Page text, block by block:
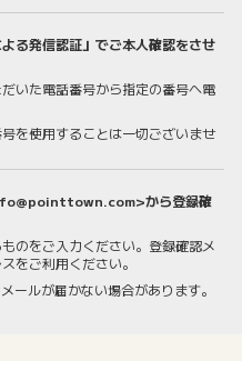
る発信認証」でご本人確認をさせ
いた電話番号から指定の番号へ電
を使用することは一切ございませ
から登録確
のをご入力ください。登録確認メ
をご利用ください。
ールが届かない場合があります。